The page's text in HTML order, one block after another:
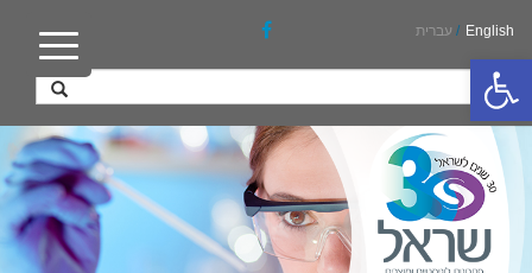
פתח סרגל נגישות
English
/ עברית